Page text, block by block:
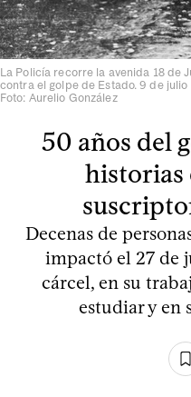
La Policía recorre la avenida 18 de
contra el golpe de Estado. 9 de julio
Foto: Aurelio González
50 años del
historias
Decenas de
impactó el 27 de
cárcel, en su
estudiar y en